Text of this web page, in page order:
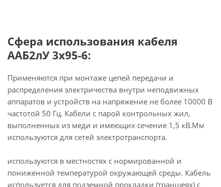
Сфера использования кабеля
ААБ2лУ 3х95-6:
Применяются при монтаже цепей передачи и
распределения электричества внутри неподвижных
аппаратов и устройств на напряжение не более 10000 В
частотой 50 Гц. Кабели с парой контрольных жил,
выполненных из меди и имеющих сечение 1,5 кВ.Мм
используются для сетей электротранспорта.
используются в местностях с нормированной и
пониженной температурой окружающей среды. Кабель
используется для подземной прокладки (траншеях) с